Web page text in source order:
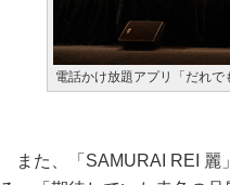
電話かけ放題アプリ「だれで
また、「SAMURAI REI 麗